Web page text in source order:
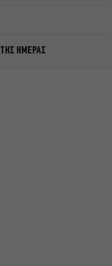
ΤΗΣ ΗΜΕΡΑΣ